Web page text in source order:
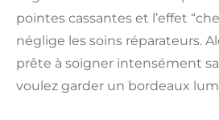
pointes cassantes et l’effet
néglige les soins réparateurs.
prête à soigner intensément
voulez garder un bordeaux